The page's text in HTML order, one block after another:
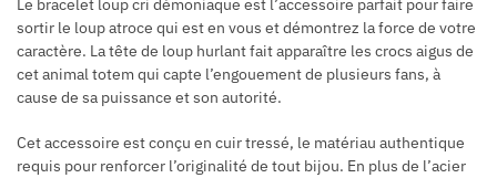
Le bracelet loup cri démoniaque est l’accessoire parfait pour faire
sortir le loup atroce qui est en vous et démontrez la force de votre
caractère. La tête de loup hurlant fait apparaître les crocs aigus de
cet animal totem qui capte l’engouement de plusieurs fans, à
cause de sa puissance et son autorité.
Cet accessoire est conçu en cuir tressé, le matériau authentique
requis pour renforcer l’originalité de tout bijou. En plus de l’acier